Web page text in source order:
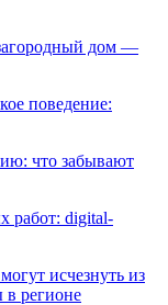
дом —
поведение:
что забывают
работ: digital-
исчезнуть из
в регионе